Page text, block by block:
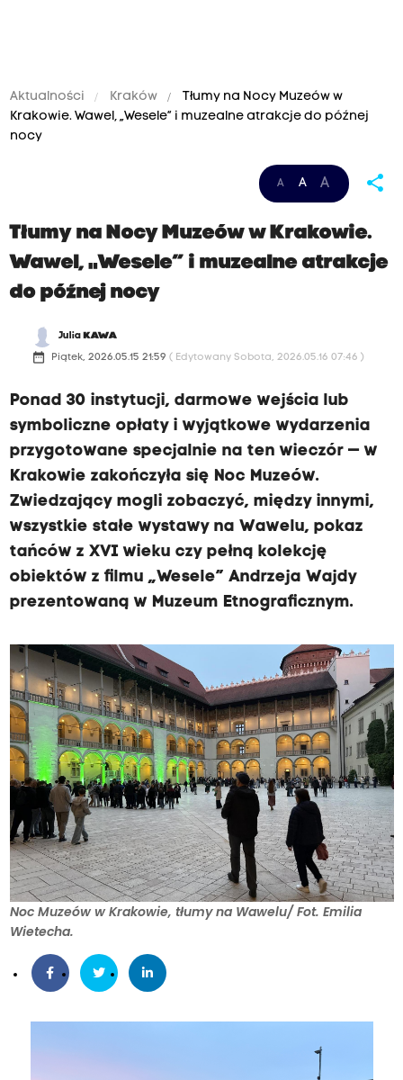
Aktualności Kraków
Tłumy na Nocy Muzeów w
Krakowie. Wawel, „Wesele” i muzealne atrakcje do późnej
nocy
A A A share
Tłumy na Nocy Muzeów w Krakowie.
Wawel, „Wesele” i muzealne atrakcje
do późnej nocy
Julia KAWA
date_range Piątek, 2026.05.15 21:59 ( Edytowany Sobota, 2026.05.16 07:46 )
Ponad 30 instytucji, darmowe wejścia lub
symboliczne opłaty i wyjątkowe wydarzenia
przygotowane specjalnie na ten wieczór — w
Krakowie zakończyła się Noc Muzeów.
Zwiedzający mogli zobaczyć, między innymi,
wszystkie stałe wystawy na Wawelu, pokaz
tańców z XVI wieku czy pełną kolekcję
obiektów z filmu „Wesele” Andrzeja Wajdy
prezentowaną w Muzeum Etnograficznym.
Noc Muzeów w Krakowie, tłumy na Wawelu/ Fot. Emilia
Wietecha.